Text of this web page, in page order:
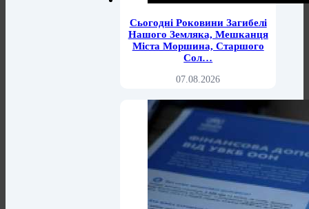
Сьогодні Роковини Загибелі
Нашого Земляка, Мешканця
Міста Моршина, Старшого
Сол…
07.08.2026